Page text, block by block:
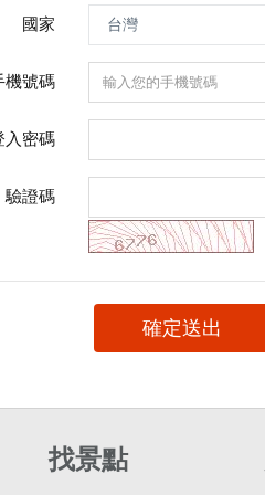
國家
機號碼
入密碼
驗證碼
確定送出
找景點